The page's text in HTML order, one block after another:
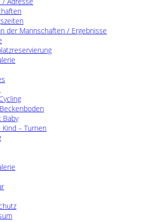
der Mannschaften / Ergebnisse
Baby
Kind – Turnen